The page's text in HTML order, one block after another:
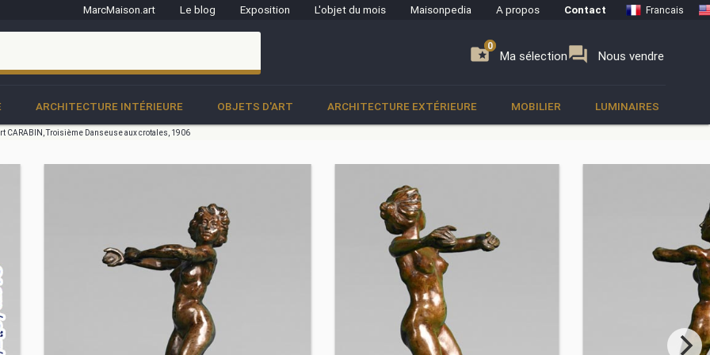
MarcMaison.art Le blog Exposition L'objet du mois Maisonpedia A propos Contact Francais
folder_special Ma sélection
0 forum Nous vendre
0
ARCHITECTURE INTÉRIEURE OBJETS D'ART ARCHITECTURE EXTÉRIEURE MOBILIER LUMINAIRES
CARABIN, Troisième Danseuse aux crotales, 1906